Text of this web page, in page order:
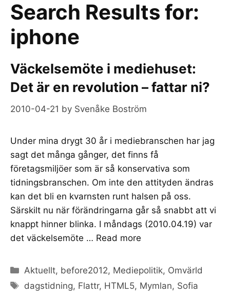
Search Results for:
iphone
Väckelsemöte i mediehuset:
Det är en revolution – fattar ni?
2010-04-21 by Svenåke Boström
Under mina drygt 30 år i mediebranschen har jag
sagt det många gånger, det finns få
företagsmiljöer som är så konservativa som
tidningsbranschen. Om inte den attityden ändras
kan det bli en kvarnsten runt halsen på oss.
Särskilt nu när förändringarna går så snabbt att vi
knappt hinner blinka. I måndags (2010.04.19) var
det väckelsemöte … Read more
Categories
Aktuellt, before2012, Mediepolitik, Omvärld
Tags
dagstidning, Flattr, HTML5, Mymlan, Sofia